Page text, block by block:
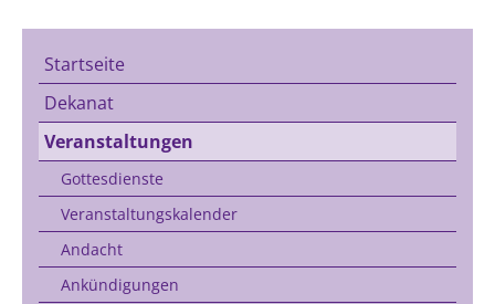
Startseite
Dekanat
Veranstaltungen
Gottesdienste
Veranstaltungskalender
Andacht
Ankündigungen